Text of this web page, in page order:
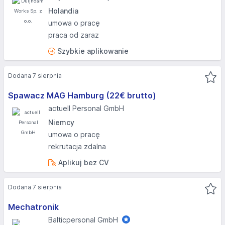
Holandia
umowa o pracę
praca od zaraz
Szybkie aplikowanie
Spawacz MAG Hamburg (22€ brutto)
actuell Personal GmbH
Niemcy
umowa o pracę
rekrutacja zdalna
Aplikuj bez CV
Dodana 7 sierpnia
Mechatronik
Balticpersonal GmbH
Dodana 7 sierpnia